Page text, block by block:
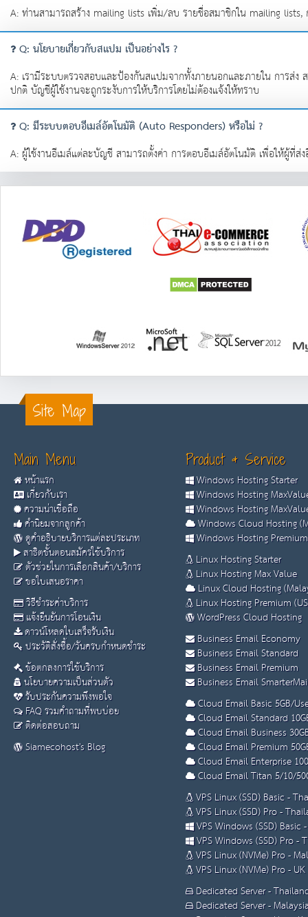
A: ท่านสามารถสร้าง mailing lists เพิ่ม/ลบ รายชื่อสมาชิกใน mailing
Q: นโยบายเกี่ยวกับสแปม เป็นอย่างไร ?
A: เรามีระบบตรวจสอบและป้องกันสแปมจากทั้งภายนอกและภายใน การส่
ปกติ บัญชีผู้ใช้งานจะถูกระงับการให้บริการโดยไม่ต้องแจ้งให้ทราบ
Q: มีระบบตอบอีเมล์อัตโนมัติ (Auto Responders) หรือไม่ ?
A: ผู้ใช้งานอีเมล์แต่ละบัญชี สามารถตั้งค่า การตอบอีเมล์อัตโนมัติ เพื่อให้ผู้ที่
Site Map
Main Menu
หน้าแรก
เกี่ยวกับเรา
ความน่าเชื่อถือ
คำนิยมจากลูกค้า
ดูคำอธิบายบริการแต่ละประเภท
สาธิตขั้นตอนสมัครใช้บริการ
ตัวช่วยในการเลือกสินค้า/บริการ
ขอใบเสนอราคา
วิธีชำระค่าบริการ
แจ้งยืนยันการโอนเงิน
ดาวน์โหลดใบเสร็จรับเงิน
ประวัติสั่งซื้อ/วันครบกำหนดชำระ
ข้อตกลงการใช้บริการ
นโยบายความเป็นส่วนตัว
รับประกันความพึงพอใจ
FAQ รวมคำถามที่พบบ่อย
ติดต่อสอบถาม
Siamecohost's Blog
Product & Service
Windows Hosting Starter
Windows Hosting
Windows Hosting
Windows Cloud Hosting
Windows Hosting
Linux Hosting Starter
Linux Hosting Max Value
Linux Cloud Hosting
Linux Hosting Premium
WordPress Cloud Hosting
Business Email Economy
Business Email Standard
Business Email Premium
Business Email
Cloud Email Basic 5GB/
Cloud Email Standard
Cloud Email Business
Cloud Email Premium
Cloud Email Enterprise
Cloud Email Titan 5/10/
VPS Linux (SSD) Basic -
VPS Linux (SSD) Pro -
VPS Windows (SSD) Basic
VPS Windows (SSD) Pro -
VPS Linux (NVMe) Pro -
VPS Linux (NVMe) Pro - UK
Dedicated Server -
Dedicated Server -